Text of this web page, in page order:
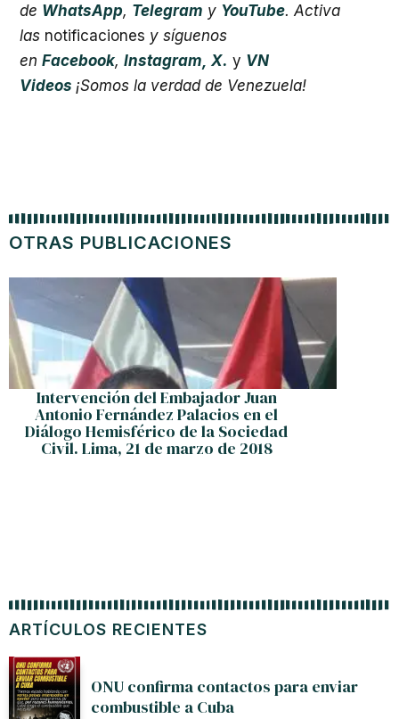
de WhatsApp, Telegram y YouTube. Activa
las notificaciones y síguenos
en Facebook, Instagram, X. y VN
Videos ¡Somos la verdad de Venezuela!
ARTÍCULOS RECIENTES
ONU confirma contactos para enviar
combustible a Cuba
OTRAS PUBLICACIONES
Intervención del Embajador Juan
Antonio Fernández Palacios en el
Diálogo Hemisférico de la Sociedad
Civil. Lima, 21 de marzo de 2018